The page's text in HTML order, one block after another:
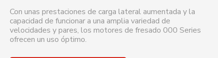
Con unas prestaciones de carga lateral aumentada y la
capacidad de funcionar a una amplia variedad de
velocidades y pares, los motores de fresado 000 Series
ofrecen un uso óptimo.